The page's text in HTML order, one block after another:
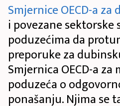
Smjernice OECD-a
i povezane sektorske
poduzećima da
preporuke za
Smjernica OECD-a
poduzeća o
ponašanju. Njima se